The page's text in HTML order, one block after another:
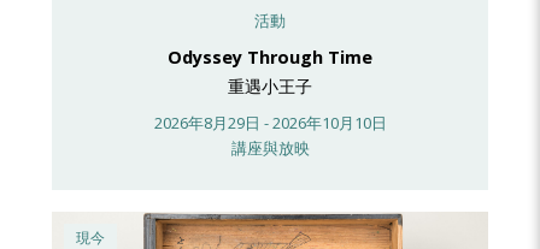
活動
Odyssey Through Time
重遇小王子
2026年8月29日 - 2026年10月10日
講座與放映
現今